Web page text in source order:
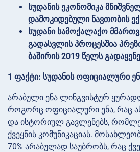
სუდანის ეკონომიკა
დამოკიდებული ნავთობის
სუდანი სამოქალაქო
გადასვლის პროცესშია
ბაშირის 2019 წელს
1 ფაქტი: სუდანის ოფიციალური
არაბული ენა ლინგვისტურ
როგორც ოფიციალური ენა, რაც
და ისტორიულ გავლენებს,
ქვეყნის კომუნიკაციას.
70% არაბულად საუბრობს, რაც